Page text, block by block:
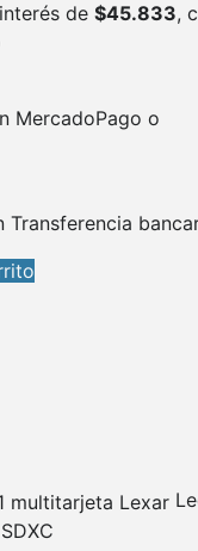
de $45.833,
MercadoPago o
Transferencia